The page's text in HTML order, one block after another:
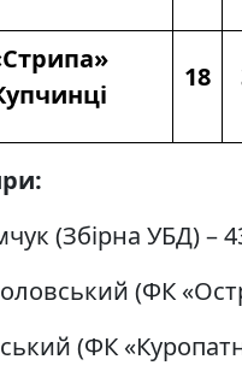
18
(Збірна УБД) –
(ФК
(ФК